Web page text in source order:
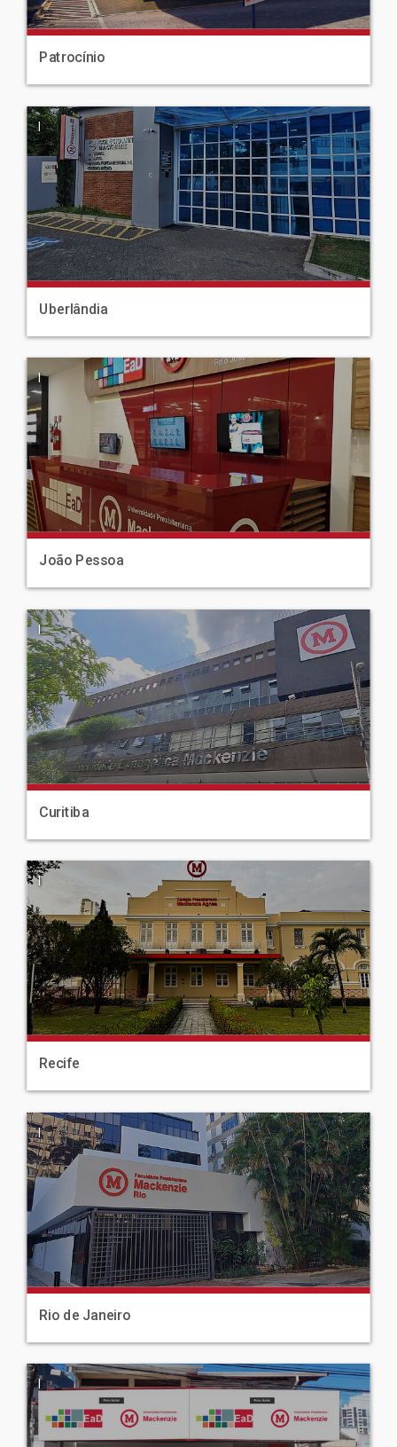
Patrocínio
|
Uberlândia
|
João Pessoa
|
Curitiba
|
Recife
|
Rio de Janeiro
|